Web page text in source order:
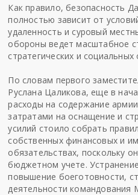
Как правило, безопасность
полностью зависит от
удаленность и суровый
обороны ведет масштабное
стратегических и
По словам первого
Руслана Цаликова, еще в
расходы на содержание
затратами на оснащение и
усилий стоило собрать
собственных финансовых и
обязательствах, поскольку
бюджетном учете.
повышение боеготовности,
деятельности командования